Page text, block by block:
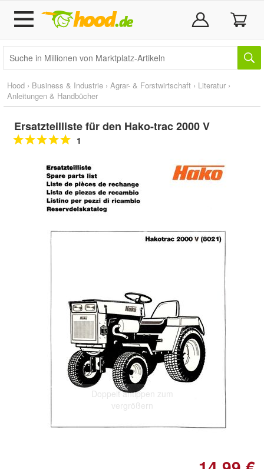
Hood › Business & Industrie › Agrar- & Forstwirtschaft › Literatur ›
Anleitungen & Handbücher
Ersatzteilliste für den Hako-trac 2000 V
1
Doppelt antippen zum
vergrößern